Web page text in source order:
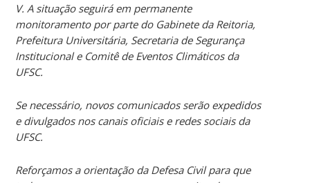
V. A situação seguirá em permanente
monitoramento por parte do Gabinete da Reitoria,
Prefeitura Universitária, Secretaria de Segurança
Institucional e Comitê de Eventos Climáticos da
UFSC.
Se necessário, novos comunicados serão expedidos
e divulgados nos canais oficiais e redes sociais da
UFSC.
Reforçamos a orientação da Defesa Civil para que